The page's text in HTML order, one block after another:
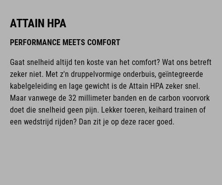
ATTAIN HPA
PERFORMANCE MEETS COMFORT
Gaat snelheid altijd ten koste van het comfort? Wat ons betreft
zeker niet. Met z'n druppelvormige onderbuis, geïntegreerde
kabelgeleiding en lage gewicht is de Attain HPA zeker snel.
Maar vanwege de 32 millimeter banden en de carbon voorvork
doet die snelheid geen pijn. Lekker toeren, keihard trainen of
een wedstrijd rijden? Dan zit je op deze racer goed.